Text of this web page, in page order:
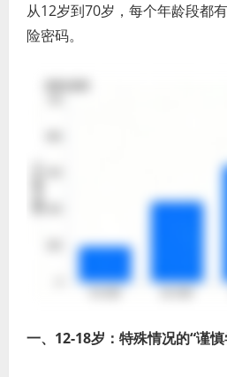
从12岁到70岁，每个年龄段都
险密码。
一、12-18岁：特殊情况的“谨